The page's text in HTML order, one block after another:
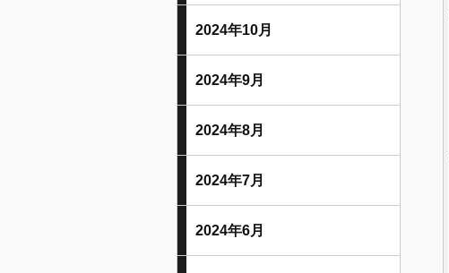
2024年10月
2024年9月
2024年8月
2024年7月
2024年6月